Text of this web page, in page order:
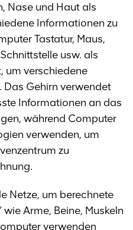
Nase und Haut als
Informationen zu
Tastatur, Maus,
usw. als
um verschiedene
Das Gehirn verwendet
Informationen an das
während Computer
verwenden, um
zu
Netze, um berechnete
Arme, Beine, Muskeln
verwenden